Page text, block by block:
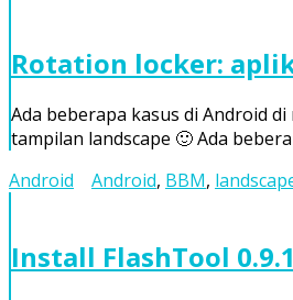
Rotation locker:
Ada beberapa kasus di Android
tampilan landscape 🙂 Ada
Android
Android, BBM,
Install FlashTool